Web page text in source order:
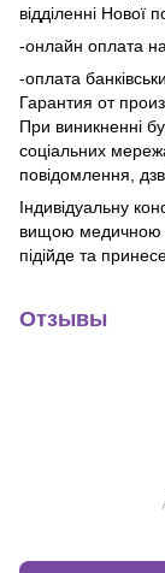
відділенні Нової
-онлайн оплата на
-оплата
Гарантия от
При виникненні
соціальних
повідомлення,
Індивідуальну
вищою медичною
підійде та
Отзывы